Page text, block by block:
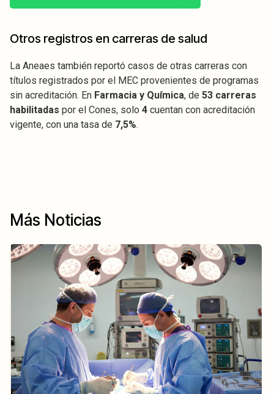
Otros registros en carreras de salud
La Aneaes también reportó casos de otras carreras con
títulos registrados por el MEC provenientes de programas
sin acreditación. En Farmacia y Química, de 53 carreras
habilitadas por el Cones, solo 4 cuentan con acreditación
vigente, con una tasa de 7,5%.
Más Noticias